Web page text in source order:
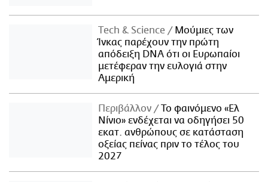
Τech & Science
Μούμιες των
Ίνκας παρέχουν την πρώτη
απόδειξη DNA ότι οι Ευρωπαίοι
μετέφεραν την ευλογιά στην
Αμερική
Περιβάλλον
Το φαινόμενο «Ελ
Νίνιο» ενδέχεται να οδηγήσει 50
εκατ. ανθρώπους σε κατάσταση
οξείας πείνας πριν το τέλος του
2027